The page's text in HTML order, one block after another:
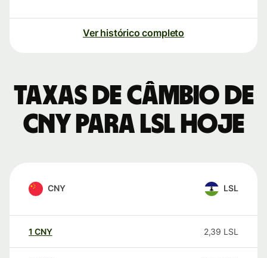
Ver histórico completo
Taxas de câmbio de
CNY para LSL hoje
CNY LSL
1 CNY 2,39 LSL